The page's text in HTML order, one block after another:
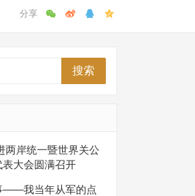
搜索
两岸统一暨世界关公
大会圆满召开
——我当年从军的点